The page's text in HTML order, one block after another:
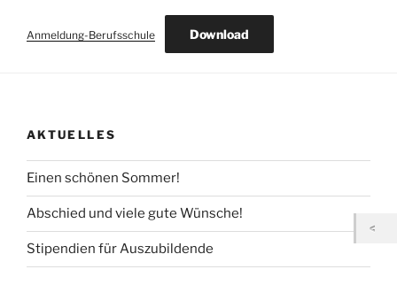
Anmeldung-Berufsschule Download
AKTUELLES
Einen schönen Sommer!
Abschied und viele gute Wünsche!
Stipendien für Auszubildende